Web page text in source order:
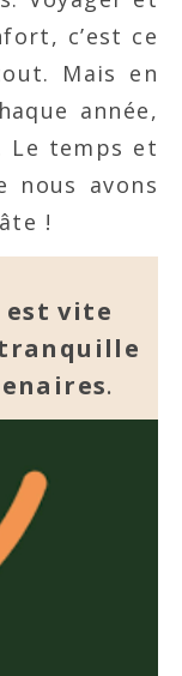
c’est ce
Mais en
année,
Le temps et
nous avons
!
est vite
.